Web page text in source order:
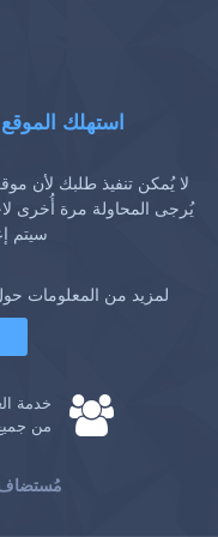
استهلك
لا يُمكن تنفيذ طلبك لأن
يُرجى المحاولة مرة أُخرى
سيتم
لمزيد من المعلومات
خدمة
من
: